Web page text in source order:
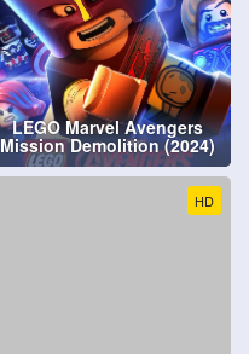
LEGO Marvel Avengers
Mission Demolition (2024)
HD